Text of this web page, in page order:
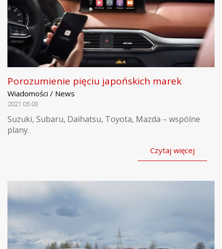
Porozumienie pięciu japońskich marek
Wiadomości / News
2021.05.03
Suzuki, Subaru, Daihatsu, Toyota, Mazda – wspólne
plany.
Czytaj więcej